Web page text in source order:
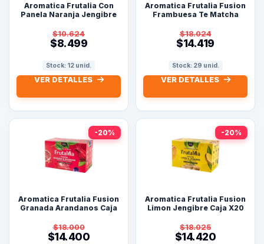
Aromatica Frutalia Con
Panela Naranja Jengibre
$10.624
$8.499
Stock: 12 unid.
VER DETALLES
Aromatica Frutalia Fusion
Frambuesa Te Matcha
$18.024
$14.419
Stock: 29 unid.
VER DETALLES
-20%
Aromatica Frutalia Fusion
Granada Arandanos Caja
$18.000
$14.400
-20%
Aromatica Frutalia Fusion
Limon Jengibre Caja X20
$18.025
$14.420